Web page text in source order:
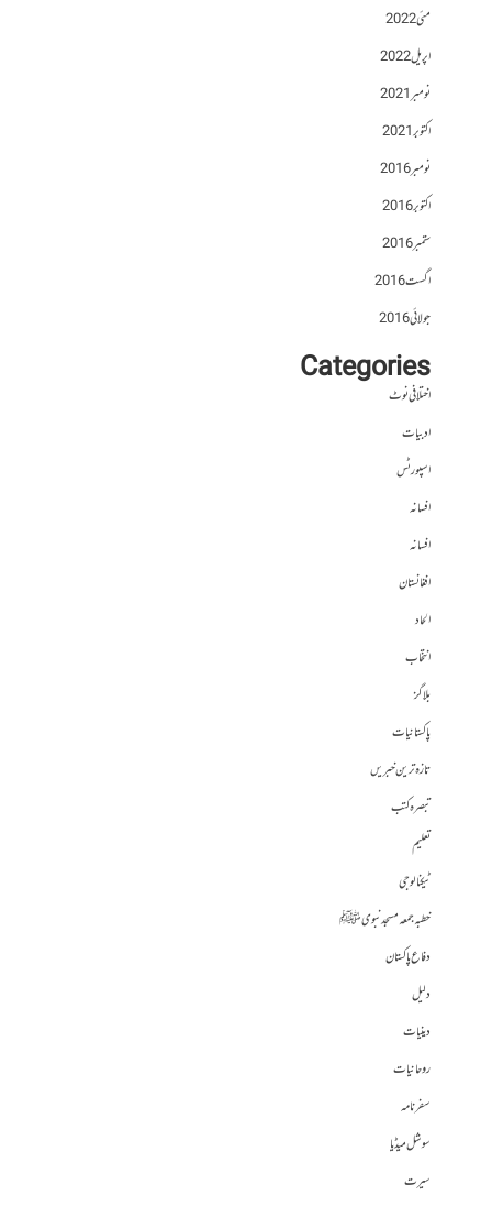
مئی 2022
اپریل 2022
نومبر 2021
اکتوبر 2021
نومبر 2016
اکتوبر 2016
ستمبر 2016
اگست 2016
جولائی 2016
Categories
اختلافی نوٹ
ادبیات
اسپورٹس
افسانہ
افسانہ
افغانستان
الحاد
انتخاب
بلاگز
پاکستانیات
تازہ ترین خبریں
تبصرہ کتب
تعلیم
ٹیکنالوجی
خطبہ جمعہ مسجد نبوی ﷺ
دفاع پاکستان
دلیل
دینیات
روحانیات
سفرنامہ
سوشل میڈیا
سیرت